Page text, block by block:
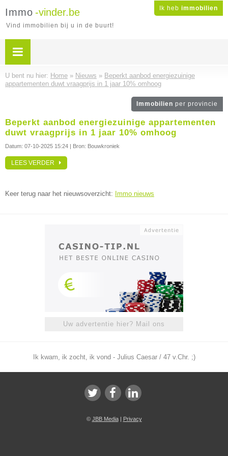
Ik heb immobilien
Immo -vinder.be
Vind immobilien bij u in de buurt!
U bent nu hier: Home » Nieuws » Beperkt aanbod energiezuinige
appartementen duwt vraagprijs in 1 jaar 10% omhoog
Immobilien per provincie
Beperkt aanbod energiezuinige appartementen
duwt vraagprijs in 1 jaar 10% omhoog
Datum: 07-10-2025 15:24 | Bron: Bouwkroniek
LEES VERDER
Keer terug naar het nieuwsoverzicht: Immo nieuws
Uw advertentie hier? Mail ons
Ik kwam, ik zocht, ik vond - Julius Caesar / 47 v.Chr. ;)
© JBB Media| Privacy